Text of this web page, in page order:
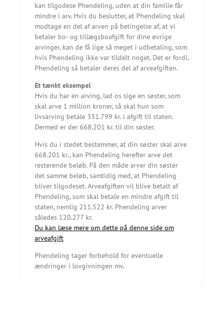
kan tilgodese Phendeling, uden at din familie får
mindre i arv. Hvis du beslutter, at Phendeling skal
modtage en del af arven på betingelse af, at vi
betaler bo- og tillægsboafgift for dine øvrige
arvinger, kan de få lige så meget i udbetaling, som
hvis Phendeling ikke var tildelt noget. Det er fordi,
Phendeling så betaler deres del af arveafgiften.
Et tænkt eksempel
Hvis du har én arving, lad os sige en søster, som
skal arve 1 million kroner, så skal hun som
livsarving betale 331.799 kr. i afgift til staten.
Dermed er der 668.201 kr. til din søster.
Hvis du i stedet bestemmer, at din søster skal arve
668.201 kr., kan Phendeling herefter arve det
resterende beløb. På den måde arver din søster
det samme beløb, samtidig med, at Phendeling
bliver tilgodeset. Arveafgiften vil blive betalt af
Phendeling, som skal betale en mindre afgift til
staten, nemlig 211.522 kr. Phendeling arver
således 120.277 kr.
Du kan læse mere om dette på denne side om
arveafgift
Phendeling tager forbehold for eventuelle
ændringer i lovgivningen mv.